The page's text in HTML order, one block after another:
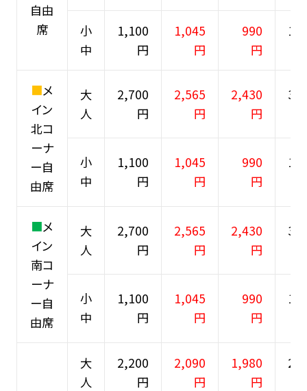
自由
席
小
中
1,100
円
1,045
円
990
円
■メ
イン
北コ
ーナ
ー自
由席
大
人
2,700
円
2,565
円
2,430
円
小
中
1,100
円
1,045
円
990
円
■メ
イン
南コ
ーナ
ー自
由席
大
人
2,700
円
2,565
円
2,430
円
小
中
1,100
円
1,045
円
990
円
大
人
2,200
円
2,090
円
1,980
円